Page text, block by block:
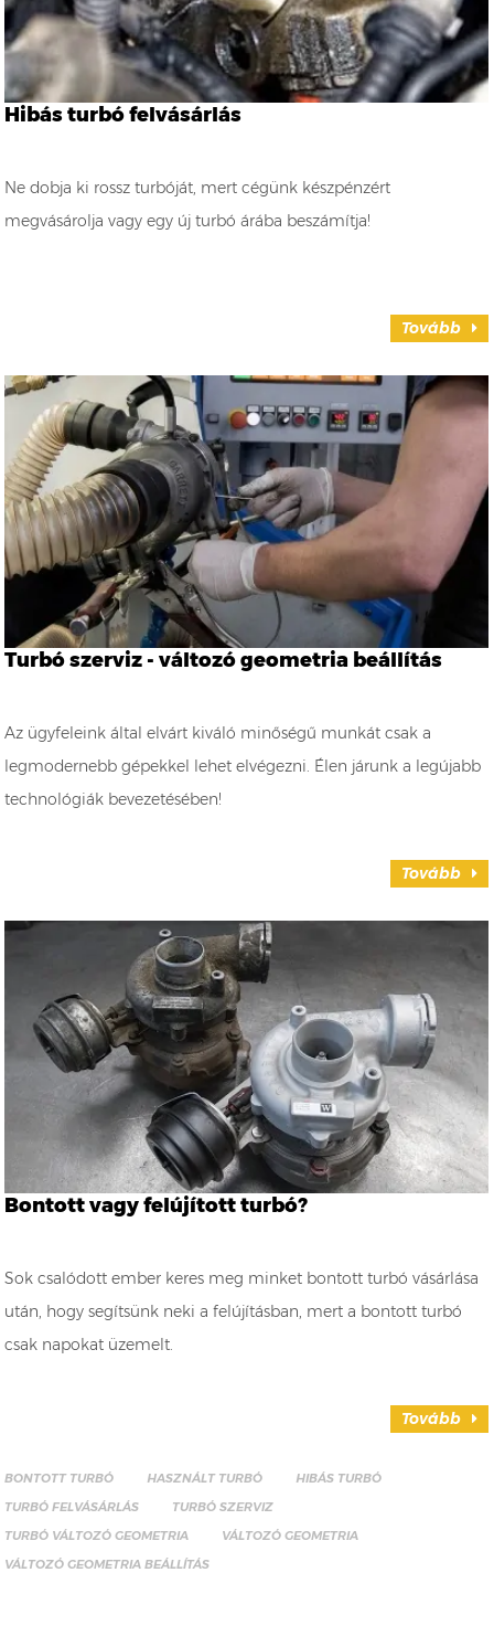
Hibás turbó felvásárlás
Ne dobja ki rossz turbóját, mert cégünk készpénzért
megvásárolja vagy egy új turbó árába beszámítja!
Tovább
Turbó szerviz - változó geometria beállítás
Az ügyfeleink által elvárt kiváló minőségű munkát csak a
legmodernebb gépekkel lehet elvégezni. Élen járunk a legújabb
technológiák bevezetésében!
Tovább
Bontott vagy felújított turbó?
Sok csalódott ember keres meg minket bontott turbó vásárlása
után, hogy segítsünk neki a felújításban, mert a bontott turbó
csak napokat üzemelt.
Tovább
BONTOTT TURBÓ HASZNÁLT TURBÓ
HIBÁS TURBÓ
TURBÓ FELVÁSÁRLÁS
TURBÓ SZERVIZ
TURBÓ VÁLTOZÓ GEOMETRIA
VÁLTOZÓ GEOMETRIA
VÁLTOZÓ GEOMETRIA BEÁLLÍTÁS